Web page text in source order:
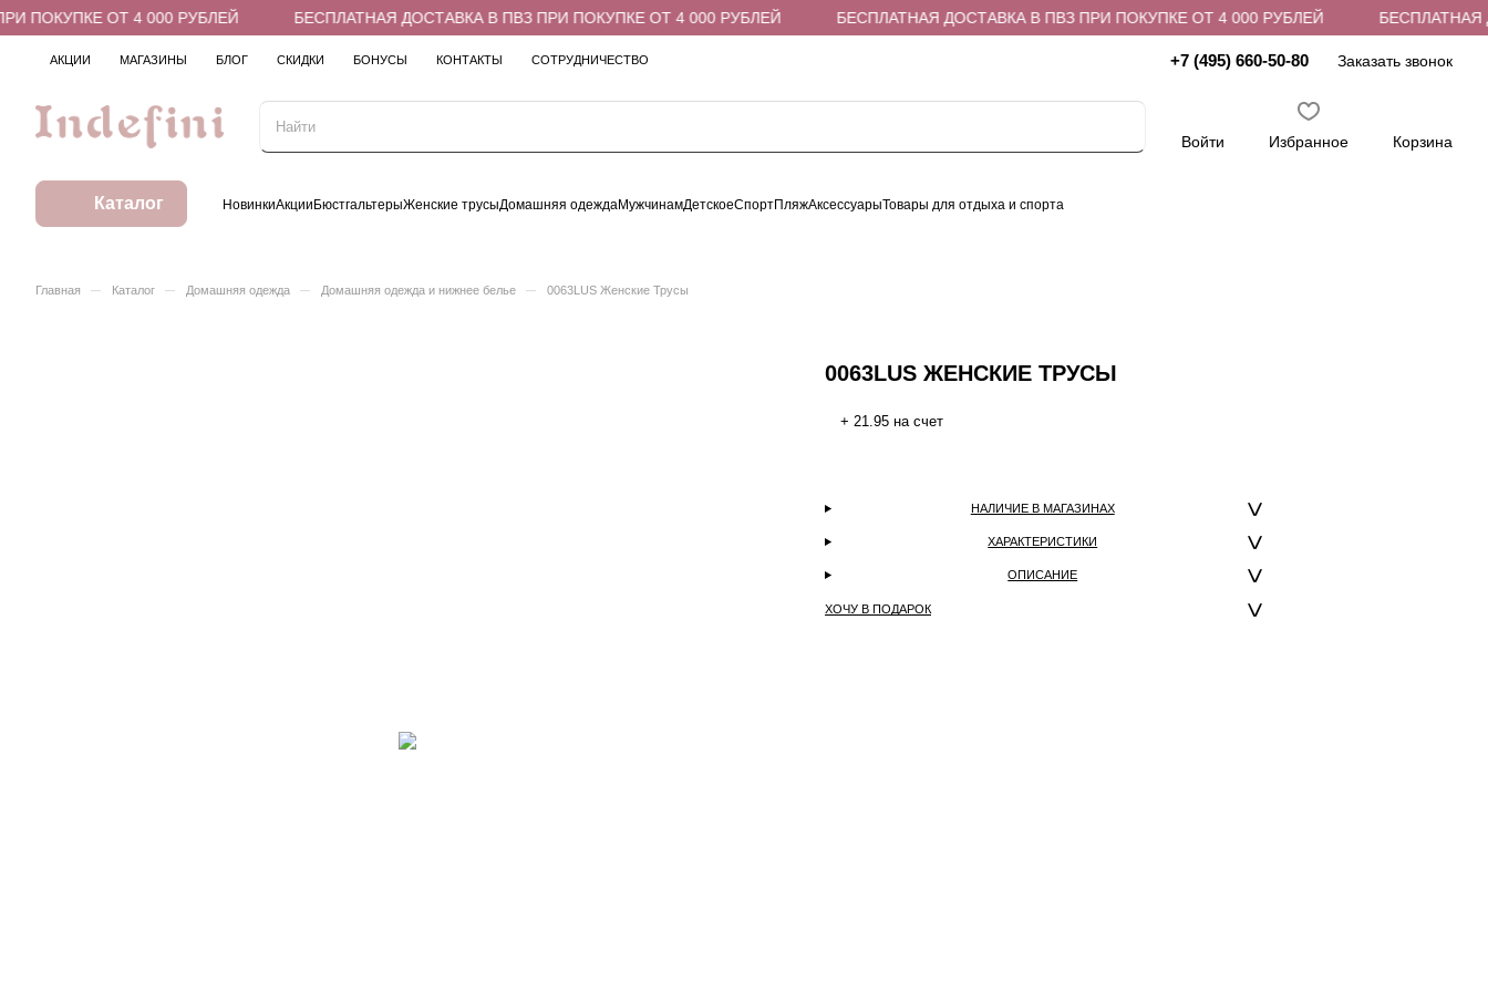
ПОКУПКЕ ОТ 4 000 РУБЛЕЙ БЕСПЛАТНАЯ ДОСТАВКА В ПВЗ ПРИ ПОКУПКЕ ОТ 4 000 РУБЛЕЙ БЕСПЛАТНАЯ ДОСТАВКА В ПВЗ ПРИ ПОКУПКЕ ОТ 4 000 РУБЛЕЙ БЕСПЛАТНАЯ
АКЦИИ МАГАЗИНЫ БЛОГ СКИДКИ БОНУСЫ КОНТАКТЫ СОТРУДНИЧЕСТВО +7 (495) 660-50-80 Заказать звонок
Войти Избранное Корзина
Каталог НовинкиАкцииБюстгальтерыЖенские трусыДомашняя одеждаМужчинамДетскоеСпортПляжАксессуарыТовары для отдыха и спорта
Главная – Каталог – Домашняя одежда – Домашняя одежда и нижнее белье – 0063LUS Женские Трусы
0063LUS ЖЕНСКИЕ ТРУСЫ
+ 21.95 на счет
НАЛИЧИЕ В МАГАЗИНАХ
ХАРАКТЕРИСТИКИ
ОПИСАНИЕ
ХОЧУ В ПОДАРОК